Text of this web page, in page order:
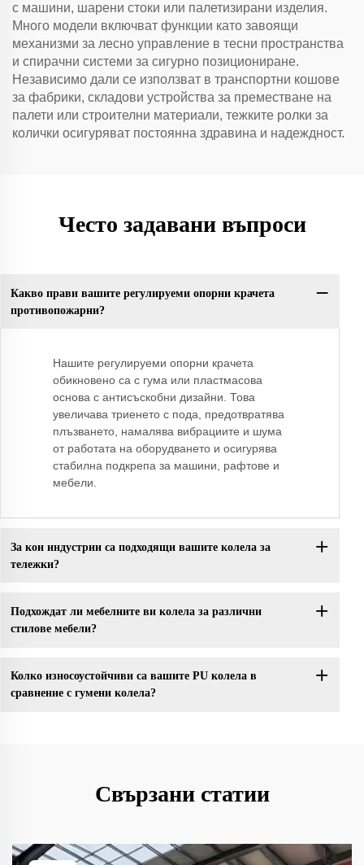
с машини, шарени стоки или палетизирани изделия.
Много модели включват функции като завоящи
механизми за лесно управление в тесни пространства
и спирачни системи за сигурно позициониране.
Независимо дали се използват в транспортни кошове
за фабрики, складови устройства за преместване на
палети или строителни материали, тежките ролки за
колички осигуряват постоянна здравина и надеждност.
Често задавани въпроси
Какво прави вашите регулируеми опорни крачета
противопожарни?
Нашите регулируеми опорни крачета
обикновено са с гума или пластмасова
основа с антисъскобни дизайни. Това
увеличава триенето с пода, предотвратява
плъзването, намалява вибрациите и шума
от работата на оборудването и осигурява
стабилна подкрепа за машини, рафтове и
мебели.
За кои индустрии са подходящи вашите колела за
тележки?
Подхождат ли мебелните ви колела за различни
стилове мебели?
Колко износоустойчиви са вашите PU колела в
сравнение с гумени колела?
Свързани статии